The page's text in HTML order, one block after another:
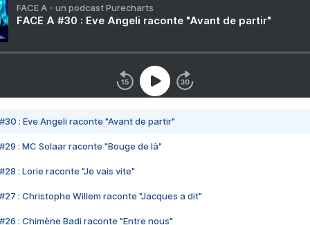
FACE A - un podcast Purecharts
FACE A #30 : Eve Angeli raconte "Avant de partir"
#30 : Eve Angeli raconte "Avant de partir"
#29 : MC Solaar raconte "Bouge de là"
#28 : Lorie raconte "Je vais vite"
#27 : Christophe Willem raconte "Jacques a dit"
#26 : Chimène Badi raconte "Entre nous"